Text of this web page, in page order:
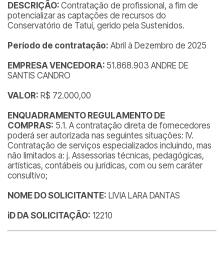
DESCRIÇÃO: Contratação de profissional, a fim de
potencializar as captações de recursos do
Conservatório de Tatuí, gerido pela Sustenidos.
Período de contratação: Abril à Dezembro de 2025
EMPRESA VENCEDORA: 51.868.903 ANDRE DE
SANTIS CANDRO
VALOR: R$ 72.000,00
ENQUADRAMENTO REGULAMENTO DE
COMPRAS: 5.1. A contratação direta de fornecedores
poderá ser autorizada nas seguintes situações: IV.
Contratação de serviços especializados incluindo, mas
não limitados a: j. Assessorias técnicas, pedagógicas,
artísticas, contábeis ou jurídicas, com ou sem caráter
consultivo;
NOME DO SOLICITANTE: LIVIA LARA DANTAS
iD DA SOLICITAÇÃO: 12210